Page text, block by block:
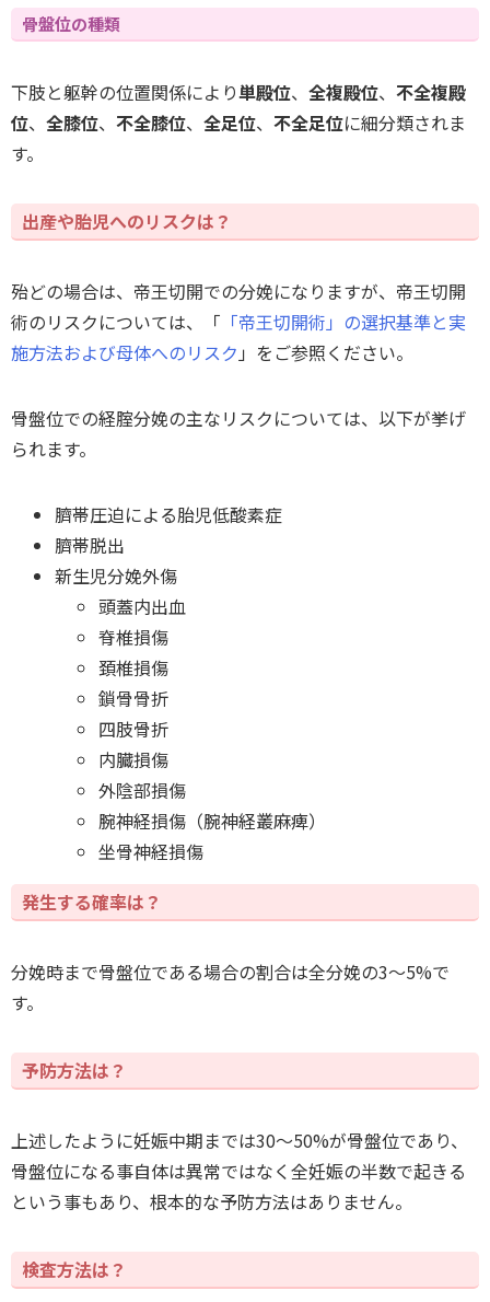
骨盤位の種類
下肢と躯幹の位置関係により単殿位、 全複殿位、 不全複殿
位、 全膝位、 不全膝位、 全足位、 不全足位に細分類されま
す。
出産や胎児へのリスクは？
殆どの場合は、帝王切開での分娩になりますが、帝王切開
術のリスクについては、「 「帝王切開術」の選択基準と実
施方法および母体へのリスク 」をご参照ください。
骨盤位での経腟分娩の主なリスクについては、以下が挙げ
られます。
臍帯圧迫による胎児低酸素症
臍帯脱出
新生児分娩外傷
頭蓋内出血
脊椎損傷
頚椎損傷
鎖骨骨折
四肢骨折
内臓損傷
外陰部損傷
腕神経損傷（腕神経叢麻痺）
坐骨神経損傷
発生する確率は？
分娩時まで骨盤位である場合の割合は全分娩の3～5%で
す。
予防方法は？
上述したように妊娠中期までは30～50%が骨盤位であり、
骨盤位になる事自体は異常ではなく全妊娠の半数で起きる
という事もあり、根本的な予防方法はありません。
検査方法は？